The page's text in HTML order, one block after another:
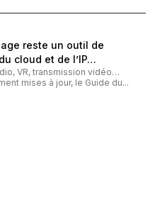
reste un outil de
cloud et de l’IP…
VR, transmission vidéo…
mises à jour, le Guide du...